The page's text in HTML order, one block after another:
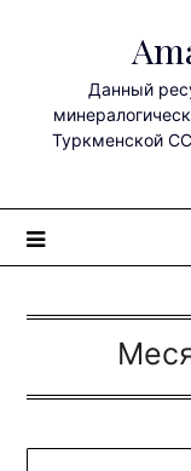
содержимому
Данный
Туркменской